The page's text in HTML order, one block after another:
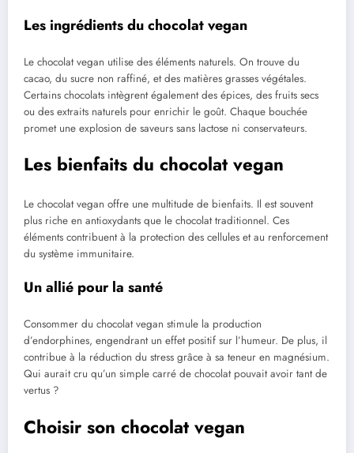
Les ingrédients du chocolat vegan
Le chocolat vegan utilise des éléments naturels. On trouve du
cacao, du sucre non raffiné, et des matières grasses végétales.
Certains chocolats intègrent également des épices, des fruits secs
ou des extraits naturels pour enrichir le goût. Chaque bouchée
promet une explosion de saveurs sans lactose ni conservateurs.
Les bienfaits du chocolat vegan
Le chocolat vegan offre une multitude de bienfaits. Il est souvent
plus riche en antioxydants que le chocolat traditionnel. Ces
éléments contribuent à la protection des cellules et au renforcement
du système immunitaire.
Un allié pour la santé
Consommer du chocolat vegan stimule la production
d’endorphines, engendrant un effet positif sur l’humeur. De plus, il
contribue à la réduction du stress grâce à sa teneur en magnésium.
Qui aurait cru qu’un simple carré de chocolat pouvait avoir tant de
vertus ?
Choisir son chocolat vegan